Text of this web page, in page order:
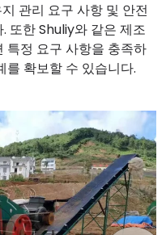
관리 요구 사항 및 안전
또한 Shuliy와 같은 제조
특정 요구 사항을 충족하
를 확보할 수 있습니다.